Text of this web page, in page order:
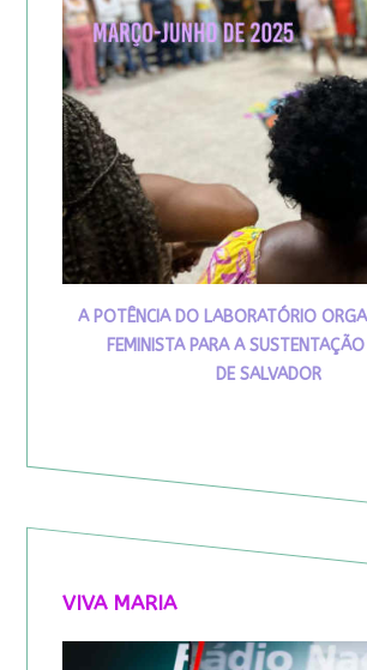
A POTÊNCIA DO LABORATÓRIO
FEMINISTA PARA A
DE SALVADOR
VIVA MARIA